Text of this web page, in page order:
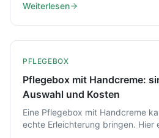
Weiterlesen
PFLEGEBOX
Pflegebox mit Handcreme:
Auswahl und Kosten
Eine Pflegebox mit Handcreme
echte Erleichterung bringen. Hier